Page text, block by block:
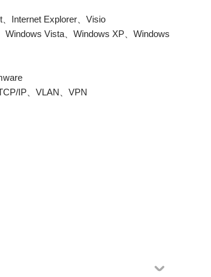
Internet Explorer、Visio
Vista、Windows XP、Windows
IP、VLAN、VPN